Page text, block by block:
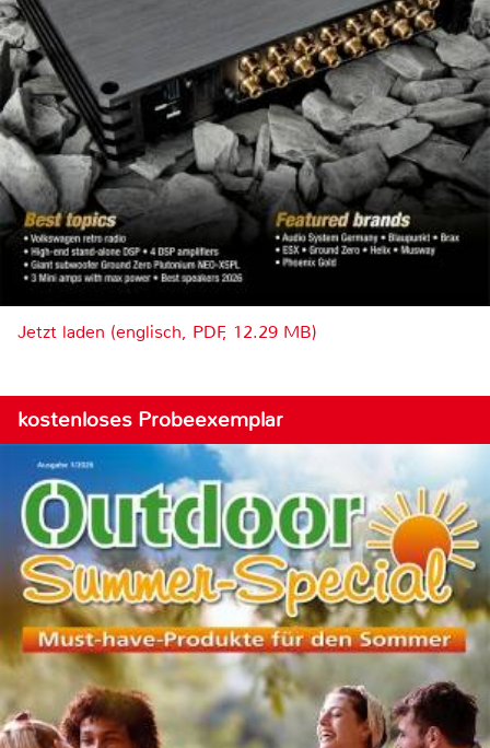
Jetzt laden (englisch, PDF, 12.29 MB)
kostenloses Probeexemplar